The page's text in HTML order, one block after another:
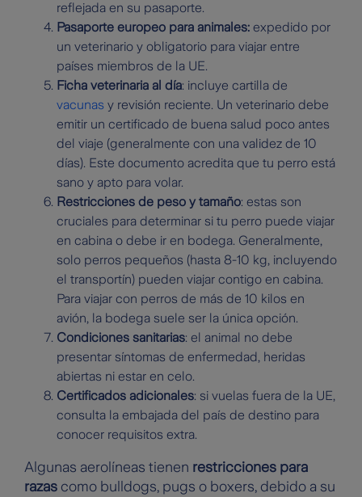
reflejada en su pasaporte.
Pasaporte europeo para animales: expedido por
un veterinario y obligatorio para viajar entre
países miembros de la UE.
Ficha veterinaria al día: incluye cartilla de
vacunas y revisión reciente. Un veterinario debe
emitir un certificado de buena salud poco antes
del viaje (generalmente con una validez de 10
días). Este documento acredita que tu perro está
sano y apto para volar.
Restricciones de peso y tamaño: estas son
cruciales para determinar si tu perro puede viajar
en cabina o debe ir en bodega. Generalmente,
solo perros pequeños (hasta 8-10 kg, incluyendo
el transportín) pueden viajar contigo en cabina.
Para viajar con perros de más de 10 kilos en
avión, la bodega suele ser la única opción.
Condiciones sanitarias: el animal no debe
presentar síntomas de enfermedad, heridas
abiertas ni estar en celo.
Certificados adicionales: si vuelas fuera de la UE,
consulta la embajada del país de destino para
conocer requisitos extra.
Algunas aerolíneas tienen restricciones para
razas como bulldogs, pugs o boxers, debido a su